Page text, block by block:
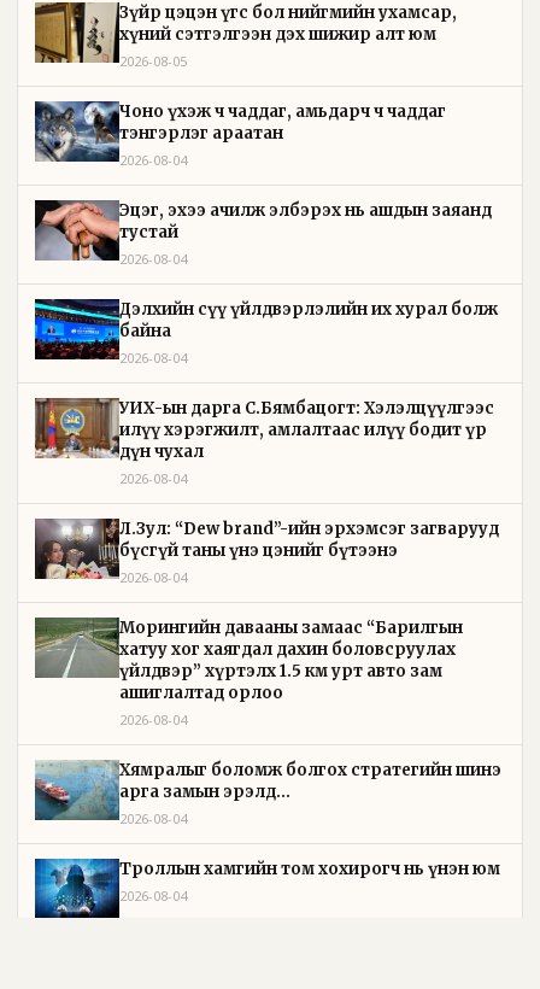
Зүйр цэцэн үгс бол нийгмийн ухамсар,
хүний сэтгэлгээн дэх шижир алт юм
2026-08-05
Чоно үхэж ч чаддаг, амьдарч ч чаддаг
тэнгэрлэг араатан
2026-08-04
Эцэг, эхээ ачилж элбэрэх нь ашдын заяанд
тустай
2026-08-04
Дэлхийн сүү үйлдвэрлэлийн их хурал болж
байна
2026-08-04
УИХ-ын дарга С.Бямбацогт: Хэлэлцүүлгээс
илүү хэрэгжилт, амлалтаас илүү бодит үр
дүн чухал
2026-08-04
Л.Зул: “Dew brand”-ийн эрхэмсэг загварууд
бүсгүй таны үнэ цэнийг бүтээнэ
2026-08-04
Морингийн давааны замаас “Барилгын
хатуу хог хаягдал дахин боловсруулах
үйлдвэр” хүртэлх 1.5 км урт авто зам
ашиглалтад орлоо
2026-08-04
Хямралыг боломж болгох стратегийн шинэ
арга замын эрэлд...
2026-08-04
Троллын хамгийн том хохирогч нь үнэн юм
2026-08-04